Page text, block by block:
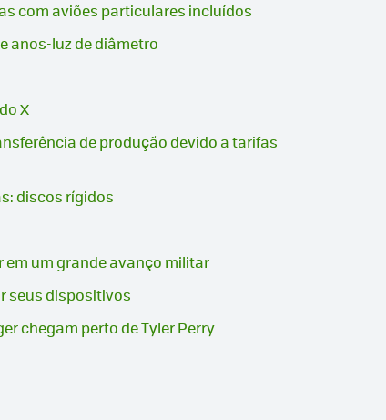
com aviões particulares incluídos
anos-luz de diâmetro
X
de produção devido a tarifas
discos rígidos
em um grande avanço militar
seus dispositivos
chegam perto de Tyler Perry